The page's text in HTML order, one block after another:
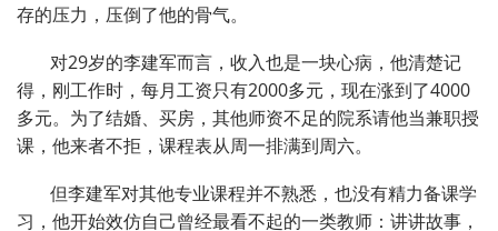
存的压力，压倒了他的骨气。
对29岁的李建军而言，收入也是一块心病，他清楚记
得，刚工作时，每月工资只有2000多元，现在涨到了4000
多元。为了结婚、买房，其他师资不足的院系请他当兼职授
课，他来者不拒，课程表从周一排满到周六。
但李建军对其他专业课程并不熟悉，也没有精力备课学
习，他开始效仿自己曾经最看不起的一类教师：讲讲故事，